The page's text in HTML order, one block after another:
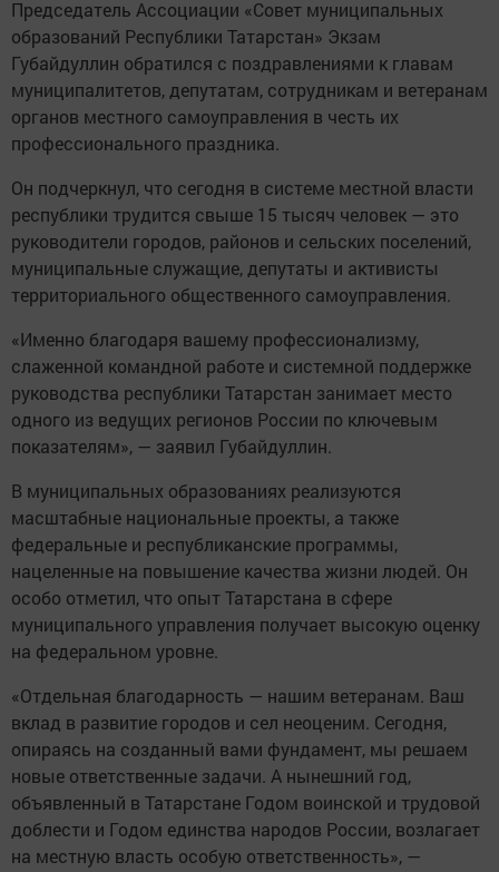
Председатель Ассоциации «Совет муниципальных
образований Республики Татарстан» Экзам
Губайдуллин обратился с поздравлениями к главам
муниципалитетов, депутатам, сотрудникам и ветеранам
органов местного самоуправления в честь их
профессионального праздника.
Он подчеркнул, что сегодня в системе местной власти
республики трудится свыше 15 тысяч человек — это
руководители городов, районов и сельских поселений,
муниципальные служащие, депутаты и активисты
территориального общественного самоуправления.
«Именно благодаря вашему профессионализму,
слаженной командной работе и системной поддержке
руководства республики Татарстан занимает место
одного из ведущих регионов России по ключевым
показателям», — заявил Губайдуллин.
В муниципальных образованиях реализуются
масштабные национальные проекты, а также
федеральные и республиканские программы,
нацеленные на повышение качества жизни людей. Он
особо отметил, что опыт Татарстана в сфере
муниципального управления получает высокую оценку
на федеральном уровне.
«Отдельная благодарность — нашим ветеранам. Ваш
вклад в развитие городов и сел неоценим. Сегодня,
опираясь на созданный вами фундамент, мы решаем
новые ответственные задачи. А нынешний год,
объявленный в Татарстане Годом воинской и трудовой
доблести и Годом единства народов России, возлагает
на местную власть особую ответственность», —